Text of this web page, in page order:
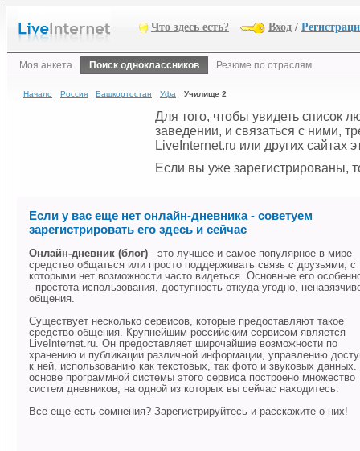
Что здесь есть? Вход /
Моя анкета Поиск одноклассников Резюме по отраслям
Начало Россия Башкортостан Уфа Училище 2
Для того, чтобы увидеть список
заведении, и связаться с ними,
LiveInternet.ru или других сайтах
Если вы уже зарегистрированы,
Если у вас еще нет онлайн-дневника - советуем
зарегистрировать его здесь и сейчас
Онлайн-дневник (блог) - это лучшее и самое популярное в мире
средство общаться или просто поддерживать связь с друзьями, с
которыми нет возможности часто видеться. Основные его
- простота использования, доступность откуда угодно,
общения.
Существует несколько сервисов, которые предоставляют такое
средство общения. Крупнейшим российским сервисом является
LiveInternet.ru. Он предоставляет широчайшие возможности по
хранению и публикации различной информации, управлению
к ней, использованию как текстовых, так фото и звуковых
основе программной системы этого сервиса построено множество
систем дневников, на одной из которых вы сейчас находитесь.
Все еще есть сомнения? Зарегистрируйтесь и расскажите о них!